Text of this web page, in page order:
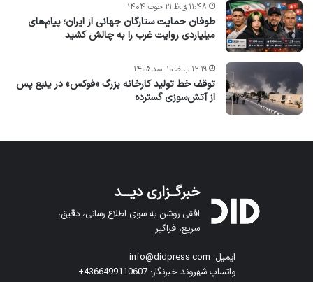
طوفان حمایت ستارگان جهانی از ایران؛ پیام‌های
میلیاردی روایت غرب را به چالش کشید
۱۱:۴۸ ق.ظ ۲۱ حوت ۱۴۰۴
توقف خط تولید کارخانه بزرگ «فوکس» در ینبع پس
از آتش‌سوزی گسترده
۱۲:۱۹ ب.ظ ۱۰ اسد ۱۴۰۵
خبرگــزاری دیـــد
افقی روشن به سوی اطلاع رسانی، دقیق،
سریع، فراگیر
ایمیل: info@didpress.com
واتساپ شهروند خبرنگار: 4366499110607+